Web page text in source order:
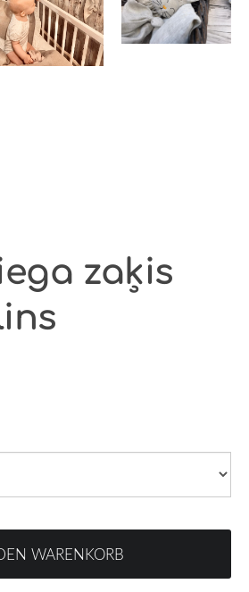
zaķis
WARENKORB